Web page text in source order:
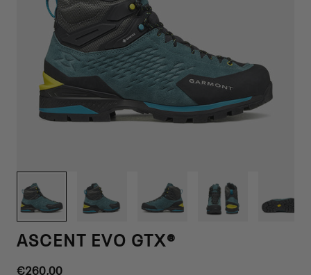
ASCENT EVO GTX®
Precio
€260,00